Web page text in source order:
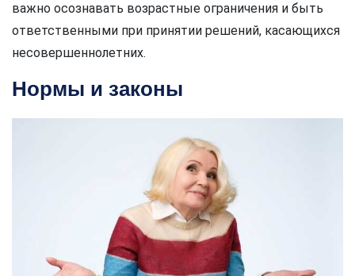
важно осознавать возрастные ограничения и быть
ответственными при принятии решений, касающихся
несовершеннолетних.
Нормы и законы